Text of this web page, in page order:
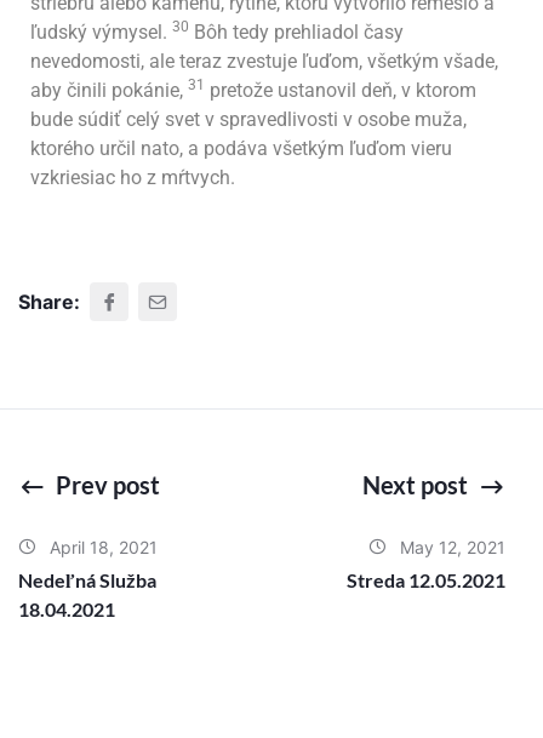
ľudský výmysel. 30 Bôh tedy prehliadol časy
nevedomosti, ale teraz zvestuje ľuďom, všetkým všade,
aby činili pokánie, 31
pretože ustanovil deň, v ktorom
bude súdiť celý svet v spravedlivosti v osobe muža,
ktorého určil nato, a podáva všetkým ľuďom vieru
vzkriesiac ho z mŕtvych.
Share:
Prev post
April 18, 2021
Nedeľná Služba
18.04.2021
Next post
May 12, 2021
Streda 12.05.2021